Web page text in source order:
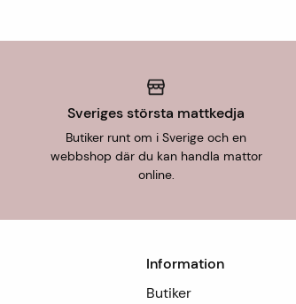
Sveriges största mattkedja
Butiker runt om i Sverige och en
webbshop där du kan handla mattor
online.
Information
Butiker